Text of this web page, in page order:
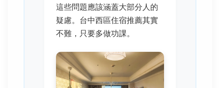
這些問題應該涵蓋大部分人的
疑慮。台中西區住宿推薦其實
不難，只要多做功課。